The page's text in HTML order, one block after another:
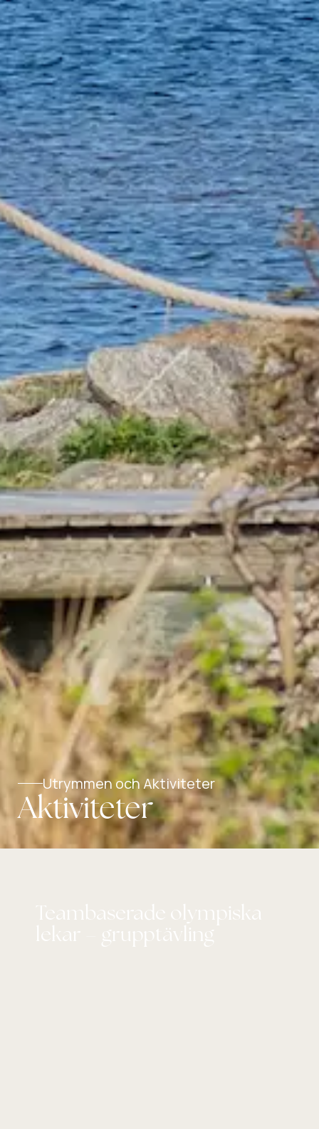
Utrymmen och Aktiviteter
Aktiviteter
Teambaserade olympiska
lekar – grupptävling